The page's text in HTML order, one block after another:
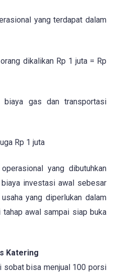
yang terdapat dalam
dikalikan Rp 1 juta = Rp
gas dan transportasi
Rp 1 juta
yang dibutuhkan
investasi awal sebesar
yang diperlukan dalam
awal sampai siap buka
Katering
sobat bisa menjual 100 porsi